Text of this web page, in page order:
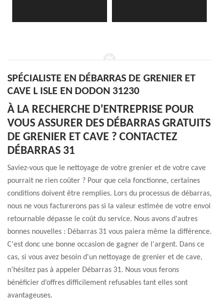
SPÉCIALISTE EN DÉBARRAS DE GRENIER ET
CAVE L ISLE EN DODON 31230
À LA RECHERCHE D’ENTREPRISE POUR
VOUS ASSURER DES DÉBARRAS GRATUITS
DE GRENIER ET CAVE ? CONTACTEZ
DÉBARRAS 31
Saviez-vous que le nettoyage de votre grenier et de votre cave
pourrait ne rien coûter ? Pour que cela fonctionne, certaines
conditions doivent être remplies. Lors du processus de débarras,
nous ne vous facturerons pas si la valeur estimée de votre envoi
retournable dépasse le coût du service. Nous avons d'autres
bonnes nouvelles : Débarras 31 vous paiera même la différence.
C'est donc une bonne occasion de gagner de l'argent. Dans ce
cas, si vous avez besoin d'un nettoyage de grenier et de cave,
n’hésitez pas à appeler Débarras 31. Nous vous ferons
bénéficier d’offres difficilement refusables tant elles sont
avantageuses.